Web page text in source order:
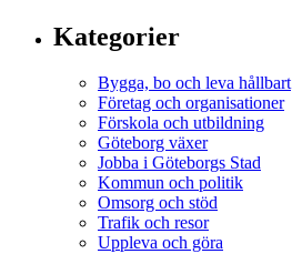
Kategorier
Bygga, bo och leva hållbart
Företag och organisationer
Förskola och utbildning
Göteborg växer
Jobba i Göteborgs Stad
Kommun och politik
Omsorg och stöd
Trafik och resor
Uppleva och göra